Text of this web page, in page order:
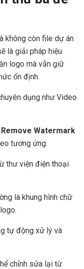
không còn file dự án
là giải pháp hiệu
logo mà vẫn giữ
ổn định.
dụng như Video
Remove Watermark
tương ứng.
thư viện điện thoại
là khung hình chữ
tự động xử lý và
chỉnh sửa lại từ